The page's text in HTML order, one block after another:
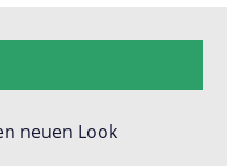
neuen Look